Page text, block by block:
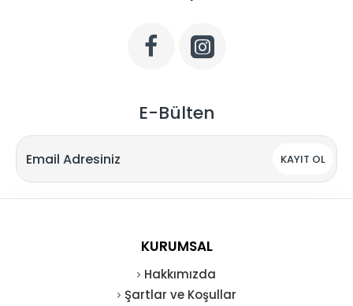
E-Bülten
KAYIT OL
KURUMSAL
Hakkımızda
Şartlar ve Koşullar